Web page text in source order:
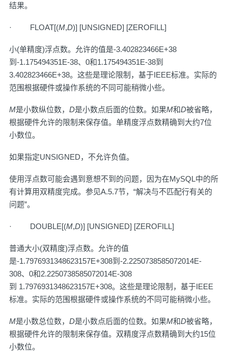
结果。
· FLOAT[(M,D)] [UNSIGNED] [ZEROFILL]
小(单精度)浮点数。允许的值是-3.402823466E+38
到-1.175494351E-38、0和1.175494351E-38到
3.402823466E+38。这些是理论限制，基于IEEE标准。实际的
范围根据硬件或操作系统的不同可能稍微小些。
M是小数纵位数， D是小数点后面的位数。如果M和D被省略，
根据硬件允许的限制来保存值。单精度浮点数精确到大约7位
小数位。
如果指定UNSIGNED，不允许负值。
使用浮点数可能会遇到意想不到的问题，因为在MySQL中的所
有计算用双精度完成。参见A.5.7节，“解决与不匹配行有关的
问题”。
· DOUBLE[(M,D)] [UNSIGNED] [ZEROFILL]
普通大小(双精度)浮点数。允许的值
是-1.7976931348623157E+308到-2.2250738585072014E-
308、0和2.2250738585072014E-308
到 1.7976931348623157E+308。这些是理论限制，基于IEEE
标准。实际的范围根据硬件或操作系统的不同可能稍微小些。
M是小数总位数， D是小数点后面的位数。如果M和D被省略，
根据硬件允许的限制来保存值。双精度浮点数精确到大约15位
小数位。